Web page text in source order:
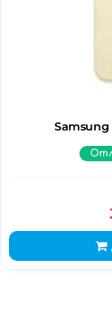
Samsung